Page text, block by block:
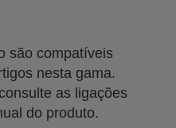
são compatíveis
nesta gama.
as ligações
do produto.